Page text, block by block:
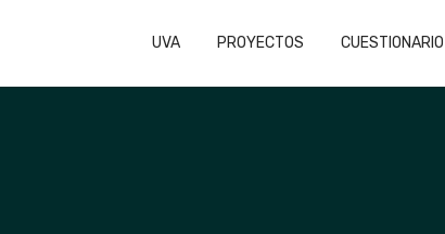
UVA PROYECTOS CUESTIONARIO